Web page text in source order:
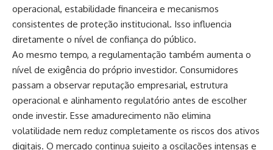
operacional, estabilidade financeira e mecanismos
consistentes de proteção institucional. Isso influencia
diretamente o nível de confiança do público.
Ao mesmo tempo, a regulamentação também aumenta o
nível de exigência do próprio investidor. Consumidores
passam a observar reputação empresarial, estrutura
operacional e alinhamento regulatório antes de escolher
onde investir. Esse amadurecimento não elimina
volatilidade nem reduz completamente os riscos dos ativos
digitais. O mercado continua sujeito a oscilações intensas e